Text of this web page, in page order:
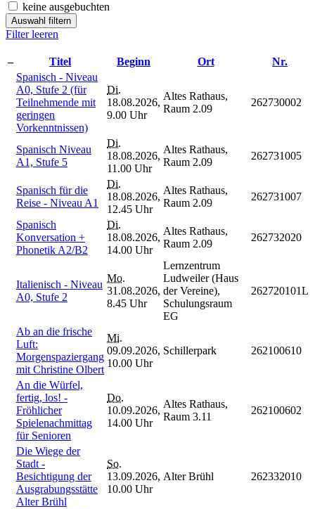
keine ausgebuchten
Auswahl filtern
Filter leeren
– Titel Beginn Ort
Nr.
Spanisch - Niveau
A0, Stufe 2 (für
Teilnehmende mit
geringen
Vorkenntnissen)
Di.
18.08.2026,
9.00 Uhr
Altes Rathaus,
Raum 2.09
262730002
Spanisch Niveau
A1, Stufe 5
Di.
18.08.2026,
11.00 Uhr
Altes Rathaus,
Raum 2.09
262731005
Spanisch für die
Reise - Niveau A1
Di.
18.08.2026,
12.45 Uhr
Altes Rathaus,
Raum 2.09
262731007
Spanisch
Konversation +
Phonetik A2/B2
Di.
18.08.2026,
14.00 Uhr
Altes Rathaus,
Raum 2.09
262732020
Italienisch - Niveau
A0, Stufe 2
Mo.
31.08.2026,
8.45 Uhr
Lernzentrum
Ludweiler (Haus
der Vereine),
Schulungsraum
EG
262720101L
Ab an die frische
Luft:
Morgenspaziergang
mit Christine Olbert
Mi.
09.09.2026,
10.00 Uhr
Schillerpark 262100610
An die Würfel,
fertig, los! -
Fröhlicher
Spielenachmittag
für Senioren
Do.
10.09.2026,
14.00 Uhr
Altes Rathaus,
Raum 3.11
262100602
Die Wiege der
Stadt -
Besichtigung der
Ausgrabungsstätte
Alter Brühl
So.
13.09.2026,
10.00 Uhr
Alter Brühl 262332010